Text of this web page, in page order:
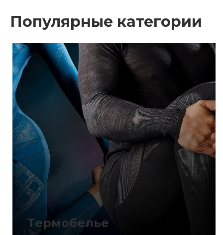
Популярные категории
Термобелье